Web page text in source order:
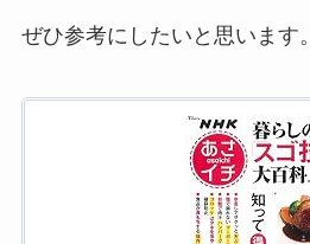
ぜひ参考にしたいと思います。